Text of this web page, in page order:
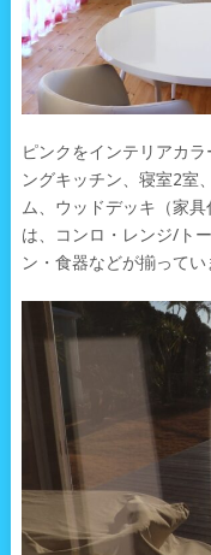
ピンクをインテリアカ
ングキッチン、寝室2室
ム、ウッドデッキ（家
は、コンロ・レンジ/ト
ン・食器などが揃ってい